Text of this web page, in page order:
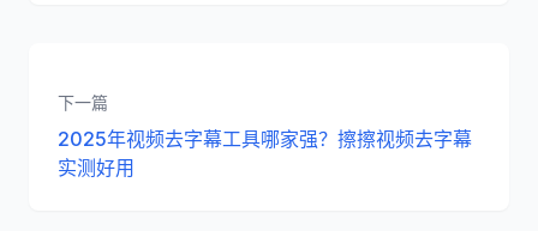
下一篇
2025年视频去字幕工具哪家强？擦擦视频去字幕
实测好用